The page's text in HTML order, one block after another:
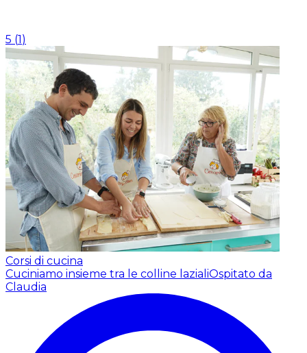
5 (1)
Corsi di cucina
Cuciniamo insieme tra le colline lazialiOspitato da
Claudia